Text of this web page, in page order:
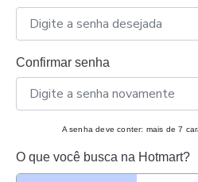
Confirmar senha
A senha deve conter: mais de 7
O que você busca na Hotmart?